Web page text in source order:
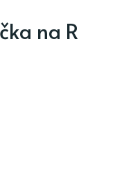
na R